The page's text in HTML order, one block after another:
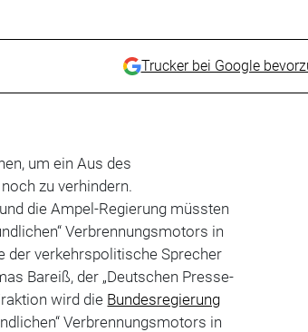
Trucker bei Google
um ein Aus des
zu verhindern.
die Ampel-Regierung müssten
Verbrennungsmotors in
der verkehrspolitische Sprecher
Bareiß, der „Deutschen Presse-
wird die Bundesregierung
Verbrennungsmotors in